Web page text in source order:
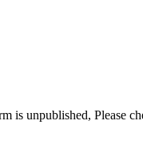
is unpublished, Please